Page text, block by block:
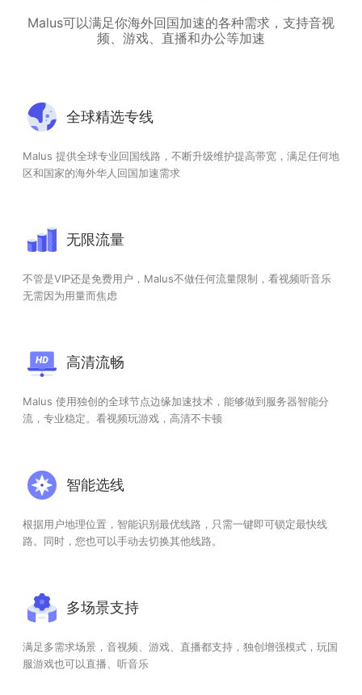
Malus可以满足你海外回国加速的各种需求，支持音视
频、游戏、直播和办公等加速
全球精选专线
Malus 提供全球专业回国线路，不断升级维护提高带宽，满足任何地
区和国家的海外华人回国加速需求
无限流量
不管是VIP还是免费用户，Malus不做任何流量限制，看视频听音乐
无需因为用量而焦虑
高清流畅
Malus 使用独创的全球节点边缘加速技术，能够做到服务器智能分
流，专业稳定。看视频玩游戏，高清不卡顿
智能选线
根据用户地理位置，智能识别最优线路，只需一键即可锁定最快线
路。同时，您也可以手动去切换其他线路。
多场景支持
满足多需求场景，音视频、游戏、直播都支持，独创增强模式，玩国
服游戏也可以直播、听音乐